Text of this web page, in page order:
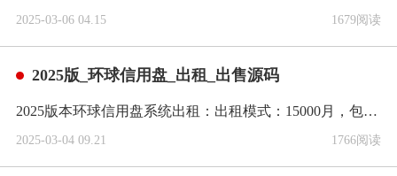
2025-03-06 04.15 1679阅读
2025版_环球信用盘_出租_出售源码
2025版本环球信用盘系统出租：出租模式：15000月，包含服务器，域名，CDN，24小时维护合作模式：8000月，包含服务器，域名，CDN，24小时维护，3/套起合作...
2025-03-04 09.21 1766阅读